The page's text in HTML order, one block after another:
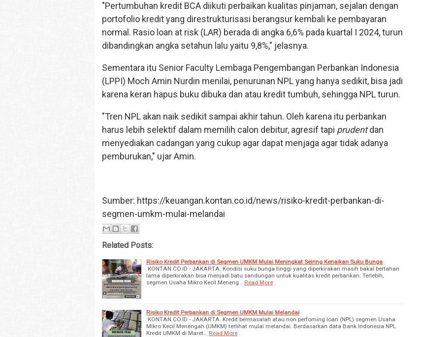
"Pertumbuhan kredit BCA diikuti perbaikan kualitas pinjaman, sejalan dengan
portofolio kredit yang direstrukturisasi berangsur kembali ke pembayaran
normal. Rasio loan at risk (LAR) berada di angka 6,6% pada kuartal I 2024, turun
dibandingkan angka setahun lalu yaitu 9,8%," jelasnya.
Sementara itu Senior Faculty Lembaga Pengembangan Perbankan Indonesia
(LPPI) Moch Amin Nurdin menilai, penurunan NPL yang hanya sedikit, bisa jadi
karena keran hapus buku dibuka dan atau kredit tumbuh, sehingga NPL turun.
"Tren NPL akan naik sedikit sampai akhir tahun. Oleh karena itu perbankan
harus lebih selektif dalam memilih calon debitur, agresif tapi prudentdan
menyediakan cadangan yang cukup agar dapat menjaga agar tidak adanya
pemburukan," ujar Amin.
Sumber: https://keuangan.kontan.co.id/news/risiko-kredit-perbankan-di-
segmen-umkm-mulai-melandai
Related Posts:
Risiko Kredit Perbankan di Segmen UMKM Mulai Meningkat Seiring Kenaikan Suku Bunga
KONTAN.CO.ID - JAKARTA. Kondisi suku bunga tinggi yang diperkirakan masih bakal bertahan
lama diperkirakan bisa menjadi batu sandungan untuk kualitas kredit perbankan. Terlebih,
segmen Usaha Mikro Kecil Meneng…
Read More
Risiko Kredit Perbankan di Segmen UMKM Mulai Melandai
KONTAN.CO.ID - JAKARTA. Kredit bermasalah atau non perfoming loan (NPL) segmen Usaha
Mikro Kecil Menengah (UMKM) terlihat mulai melandai. Berdasarkan data Bank Indonesia NPL
Kredit UMKM di Maret…
Read More